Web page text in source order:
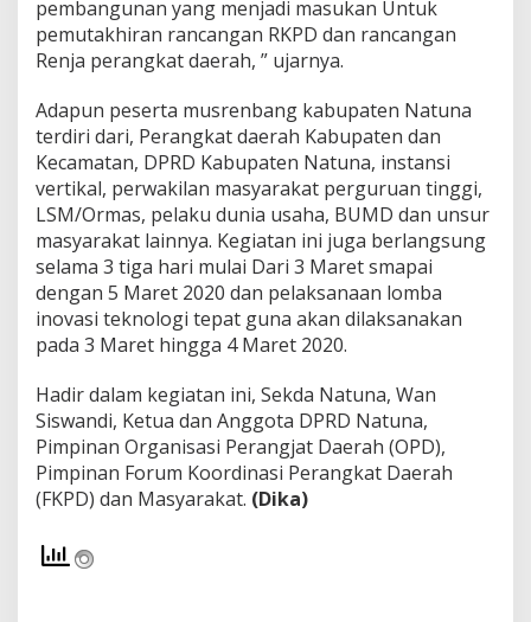
pembangunan yang menjadi masukan Untuk
pemutakhiran rancangan RKPD dan rancangan
Renja perangkat daerah, ” ujarnya.
Adapun peserta musrenbang kabupaten Natuna
terdiri dari, Perangkat daerah Kabupaten dan
Kecamatan, DPRD Kabupaten Natuna, instansi
vertikal, perwakilan masyarakat perguruan tinggi,
LSM/Ormas, pelaku dunia usaha, BUMD dan unsur
masyarakat lainnya. Kegiatan ini juga berlangsung
selama 3 tiga hari mulai Dari 3 Maret smapai
dengan 5 Maret 2020 dan pelaksanaan lomba
inovasi teknologi tepat guna akan dilaksanakan
pada 3 Maret hingga 4 Maret 2020.
Hadir dalam kegiatan ini, Sekda Natuna, Wan
Siswandi, Ketua dan Anggota DPRD Natuna,
Pimpinan Organisasi Perangjat Daerah (OPD),
Pimpinan Forum Koordinasi Perangkat Daerah
(FKPD) dan Masyarakat. (Dika)